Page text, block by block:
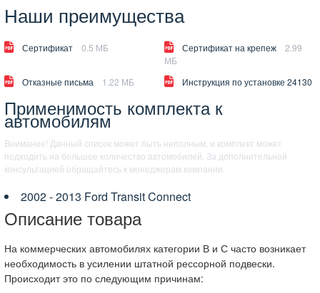
Наши преимущества
Сертификат 0.5 МБ Сертификат на крепеж
2.99
МБ
Отказные письма
1.22 МБ Инструкция по установке 24130
Применимость комплекта к
автомобилям
Внимание! Данный список может быть неполным, и комплект может
подходить на большее количество автомобилей. За дополнительной
консультацией обращайтесь к менеджерам компании.
2002 - 2013 Ford Transit Connect
Описание товара
На коммерческих автомобилях категории В и С часто возникает
необходимость в усилении штатной рессорной подвески.
Происходит это по следующим причинам: